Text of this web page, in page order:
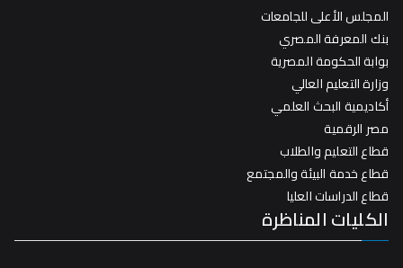
المجلس الأعلى للجامعات
بنك المعرفة المصري
بوابة الحكومة المصرية
وزارة التعليم العالي
أكاديمية البحث العلمي
مصر الرقمية
قطاع التعليم والطلاب
قطاع خدمة البيئة والمجتمع
قطاع الدراسات العليا
الكليات المناظرة